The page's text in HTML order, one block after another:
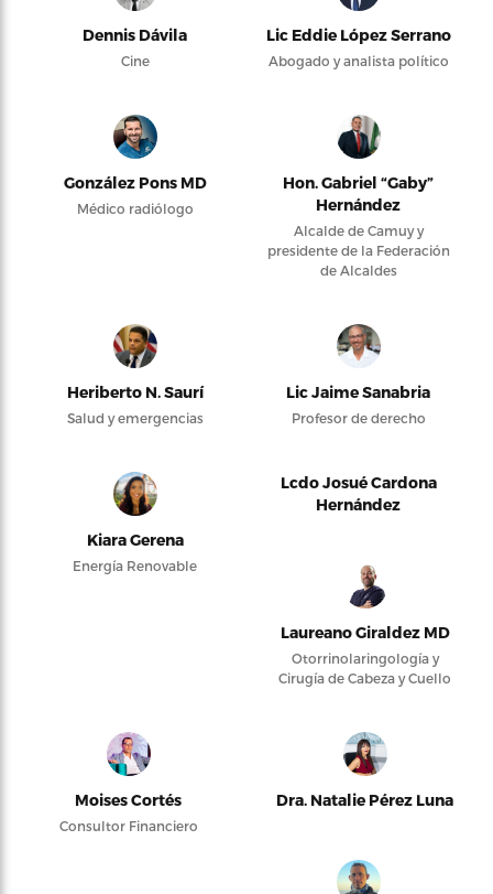
Dennis Dávila
Cine
Lic Eddie López Serrano
Abogado y analista político
González Pons MD
Médico radiólogo
Hon. Gabriel “Gaby”
Hernández
Alcalde de Camuy y
presidente de la Federación
de Alcaldes
Heriberto N. Saurí
Salud y emergencias
Lic Jaime Sanabria
Profesor de derecho
Kiara Gerena
Energía Renovable
Lcdo Josué Cardona
Hernández
Laureano Giraldez MD
Otorrinolaringología y
Cirugía de Cabeza y Cuello
Moises Cortés
Consultor Financiero
Dra. Natalie Pérez Luna